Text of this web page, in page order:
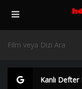
Kanlı Defter